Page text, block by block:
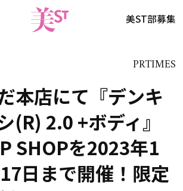
美ST部募集
PRTIMES
本店にて『デンキ
(R) 2.0 +ボディ』
SHOPを2023年1
日まで開催！限定